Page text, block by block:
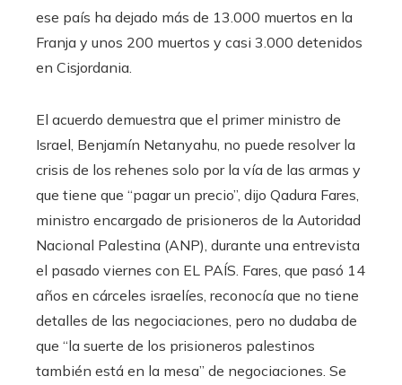
ese país ha dejado más de 13.000 muertos en la
Franja y unos 200 muertos y casi 3.000 detenidos
en Cisjordania.
El acuerdo demuestra que el primer ministro de
Israel, Benjamín Netanyahu, no puede resolver la
crisis de los rehenes solo por la vía de las armas y
que tiene que “pagar un precio”, dijo Qadura Fares,
ministro encargado de prisioneros de la Autoridad
Nacional Palestina (ANP), durante una entrevista
el pasado viernes con EL PAÍS. Fares, que pasó 14
años en cárceles israelíes, reconocía que no tiene
detalles de las negociaciones, pero no dudaba de
que “la suerte de los prisioneros palestinos
también está en la mesa” de negociaciones. Se